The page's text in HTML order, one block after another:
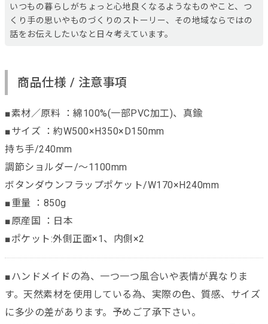
いつもの暮らしがちょっと心地良くなるようなものやこと、つ
くり手の思いやものづくりのストーリー、その地域ならではの
話をお伝えしたいなと日々考えています。
商品仕様 / 注意事項
■素材／原料 ：綿100%(一部PVC加工)、真鍮
■サイズ ：約W500×H350×D150mm
持ち手/240mm
調節ショルダー/～1100mm
ボタンダウンフラップポケット/W170×H240mm
■重量 ：850g
■原産国 ：日本
■ポケット:外側正面×1、内側×2
■ハンドメイドの為、一つ一つ風合いや表情が異なりま
す。天然素材を使用している為、実際の色、質感、サイズ
に多少の差があります。予めご了承下さい。